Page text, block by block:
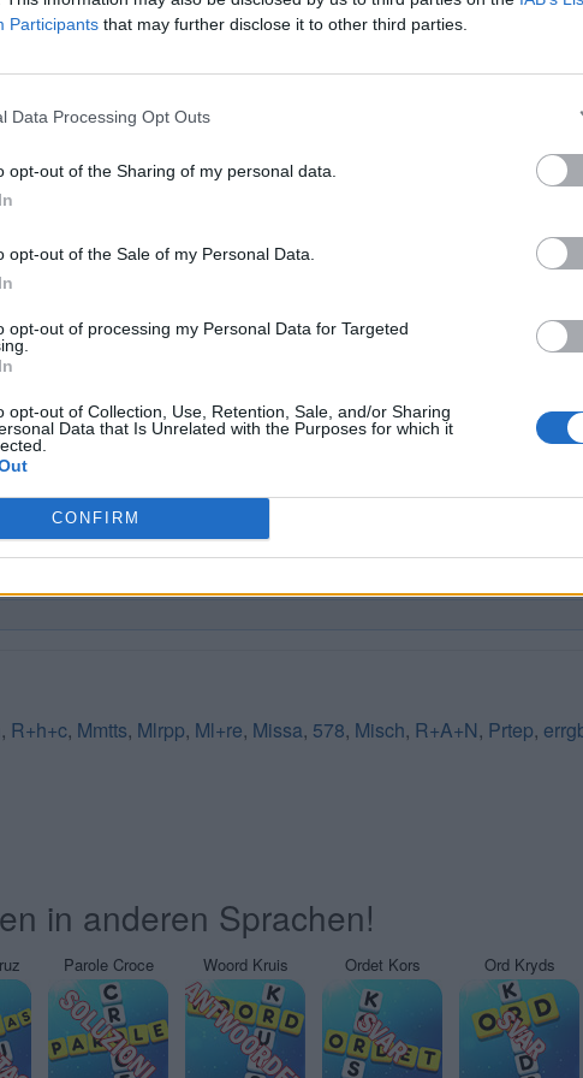
Participants that may further disclose it to other third parties.
Data Processing Opt Outs
opt-out of the Sharing of my personal data.
opt-out of the Sale of my Personal Data.
opt-out of processing my Personal Data for Targeted
opt-out of Collection, Use, Retention, Sale, and/or Sharing
Data that Is Unrelated with the Purposes for which it
CONFIRM
Wählen Sie Ihr Puzzle aus:
Levelnummer suchen, aber wir empfehlen Ihnen, die Suche
, R+h+c, Mmtts, Mlrpp, Ml+re, Missa, 578, Misch, R+A+N, Prtep,
in anderen Sprachen!
Parole Croce Woord Kruis Ordet Kors Ord Kryds